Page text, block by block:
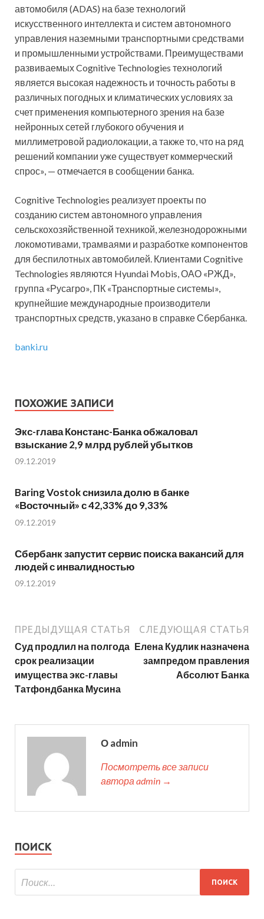
автомобиля (ADAS) на базе технологий
искусственного интеллекта и систем автономного
управления наземными транспортными средствами
и промышленными устройствами. Преимуществами
развиваемых Cognitive Technologies технологий
является высокая надежность и точность работы в
различных погодных и климатических условиях за
счет применения компьютерного зрения на базе
нейронных сетей глубокого обучения и
миллиметровой радиолокации, а также то, что на ряд
решений компании уже существует коммерческий
спрос», — отмечается в сообщении банка.
Cognitive Technologies реализует проекты по
созданию систем автономного управления
сельскохозяйственной техникой, железнодорожными
локомотивами, трамваями и разработке компонентов
для беспилотных автомобилей. Клиентами Cognitive
Technologies являются Hyundai Mobis, ОАО «РЖД»,
группа «Русагро», ПК «Транспортные системы»,
крупнейшие международные производители
транспортных средств, указано в справке Сбербанка.
banki.ru
ПОХОЖИЕ ЗАПИСИ
Экс-глава Констанс-Банка обжаловал
взыскание 2,9 млрд рублей убытков
09.12.2019
Baring Vostok снизила долю в банке
«Восточный» с 42,33% до 9,33%
09.12.2019
Сбербанк запустит сервис поиска вакансий для
людей с инвалидностью
09.12.2019
ПРЕДЫДУЩАЯ СТАТЬЯ
Суд продлил на полгода
срок реализации
имущества экс-главы
Татфондбанка Мусина
СЛЕДУЮЩАЯ СТАТЬЯ
Елена Кудлик назначена
зампредом правления
Абсолют Банка
О admin
Посмотреть все записи
автора admin →
ПОИСК